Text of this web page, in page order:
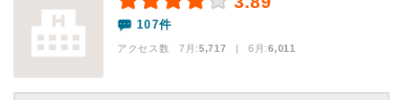
107件
アクセス数 7月:5,717 | 6月:6,011